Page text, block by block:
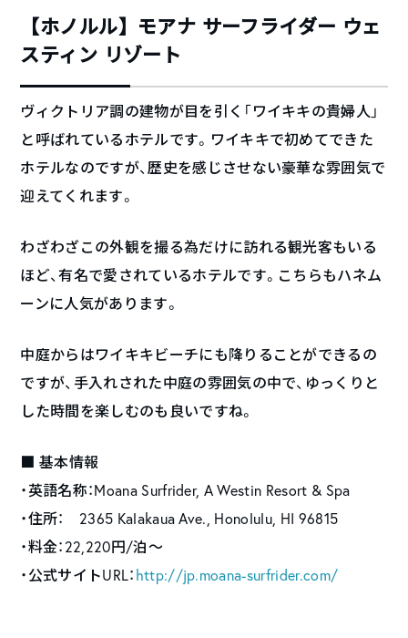
【ホノルル】モアナ サーフライダー ウェ
スティン リゾート
ヴィクトリア調の建物が目を引く「ワイキキの貴婦人」
と呼ばれているホテルです。ワイキキで初めてできた
ホテルなのですが、歴史を感じさせない豪華な雰囲気で
迎えてくれます。
わざわざこの外観を撮る為だけに訪れる観光客もいる
ほど、有名で愛されているホテルです。こちらもハネム
ーンに人気があります。
中庭からはワイキキビーチにも降りることができるの
ですが、手入れされた中庭の雰囲気の中で、ゆっくりと
した時間を楽しむのも良いですね。
■ 基本情報
・英語名称：Moana Surfrider, A Westin Resort & Spa
・住所： 2365 Kalakaua Ave., Honolulu, HI 96815
・料金：22,220円/泊～
・公式サイトURL：http://jp.moana-surfrider.com/